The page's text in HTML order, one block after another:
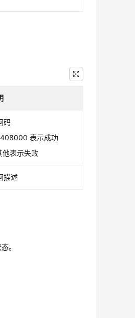
码
表示成功
他表示失败
描述
。